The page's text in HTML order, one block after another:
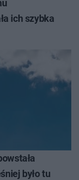
ich szybka
było tu